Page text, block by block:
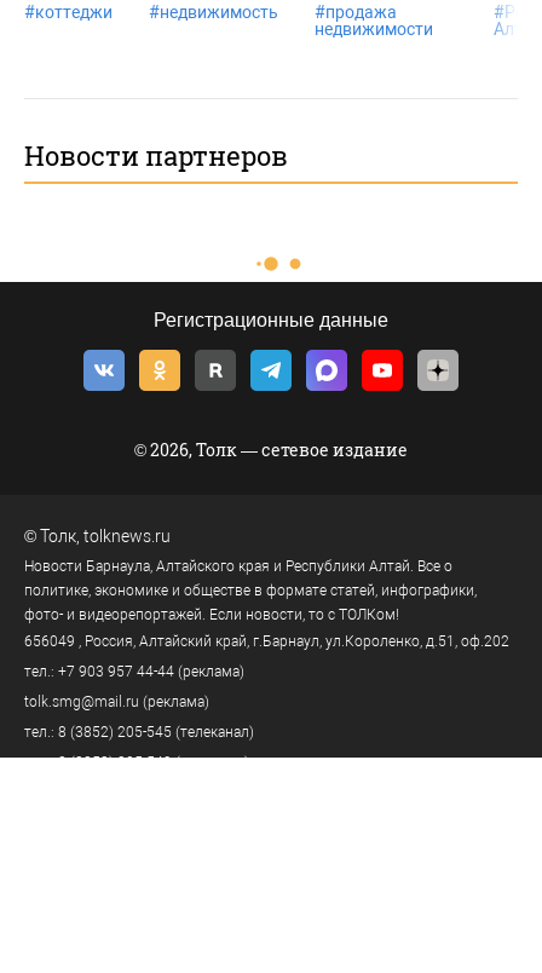
#коттеджи #недвижимость #продажа
недвижимости
#
Алтай
Новости партнеров
Регистрационные данные
© 2026, Толк — сетевое издание
©Толк tolknews.ru
Новости Барнаула, Алтайского края и Республики Алтай. Все о
политике, экономике и обществе в формате статей, инфографики,
фото- и видеорепортажей. Если новости, то с ТОЛКом!
656049
, Россия, Алтайский край, г. Барнаул ул.Короленко, д.51, оф.202
тел.: +7 903 957 44-44 (реклама)
tolk.smg@mail.ru (реклама)
тел.: 8 (3852) 205-545 (телеканал)
тел.:8 (3852) 205-549(редакция)